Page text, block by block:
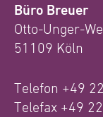
Büro Breuer
Otto-Unger-
51109 Köln
Telefon +49
Telefax +49